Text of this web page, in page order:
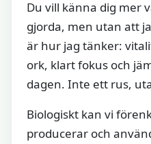
Du vill känna dig mer
gjorda, men utan att
är hur jag tänker:
ork, klart fokus och
dagen. Inte ett rus,
Biologiskt kan vi
producerar och